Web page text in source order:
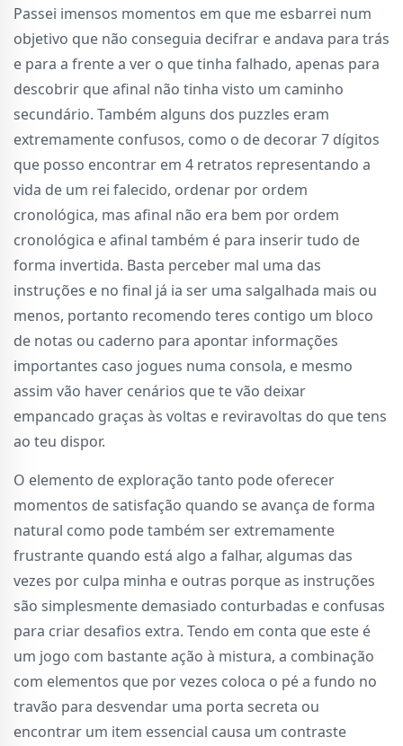
Passei imensos momentos em que me esbarrei num
objetivo que não conseguia decifrar e andava para trás
e para a frente a ver o que tinha falhado, apenas para
descobrir que afinal não tinha visto um caminho
secundário. Também alguns dos puzzles eram
extremamente confusos, como o de decorar 7 dígitos
que posso encontrar em 4 retratos representando a
vida de um rei falecido, ordenar por ordem
cronológica, mas afinal não era bem por ordem
cronológica e afinal também é para inserir tudo de
forma invertida. Basta perceber mal uma das
instruções e no final já ia ser uma salgalhada mais ou
menos, portanto recomendo teres contigo um bloco
de notas ou caderno para apontar informações
importantes caso jogues numa consola, e mesmo
assim vão haver cenários que te vão deixar
empancado graças às voltas e reviravoltas do que tens
ao teu dispor.
O elemento de exploração tanto pode oferecer
momentos de satisfação quando se avança de forma
natural como pode também ser extremamente
frustrante quando está algo a falhar, algumas das
vezes por culpa minha e outras porque as instruções
são simplesmente demasiado conturbadas e confusas
para criar desafios extra. Tendo em conta que este é
um jogo com bastante ação à mistura, a combinação
com elementos que por vezes coloca o pé a fundo no
travão para desvendar uma porta secreta ou
encontrar um item essencial causa um contraste